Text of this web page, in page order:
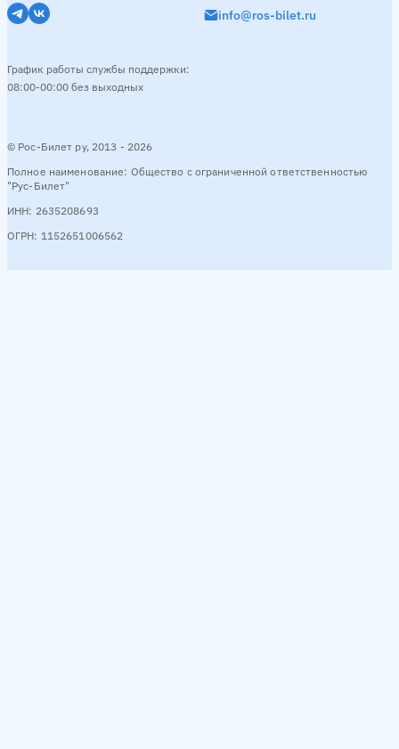
© Рос-Билет ру, 2013 - 2026
Полное наименование: Общество с ограниченной ответственностью
"Рус-Билет"
ИНН: 2635208693
ОГРН: 1152651006562
info@ros-bilet.ru
График работы службы поддержки:
08:00-00:00 без выходных